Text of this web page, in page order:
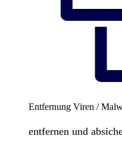
Entfernung Viren /
entfernen und